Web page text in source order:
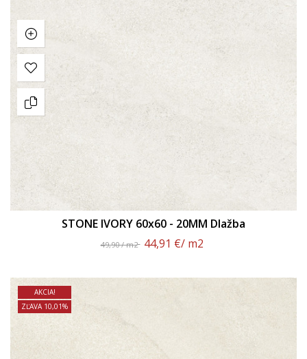
STONE IVORY 60x60 - 20MM Dlažba
49,90 / m2 44,91 €/ m2
AKCIA!
ZĽAVA 10,01%